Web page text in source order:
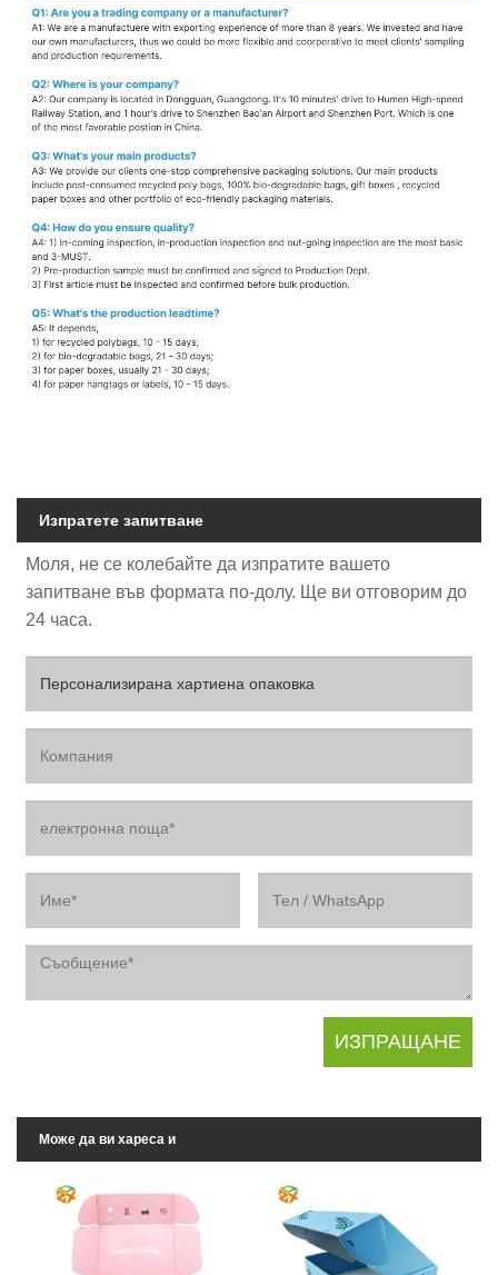
Изпратете запитване
Моля, не се колебайте да изпратите вашето
запитване във формата по-долу. Ще ви отговорим до
24 часа.
Може да ви хареса и